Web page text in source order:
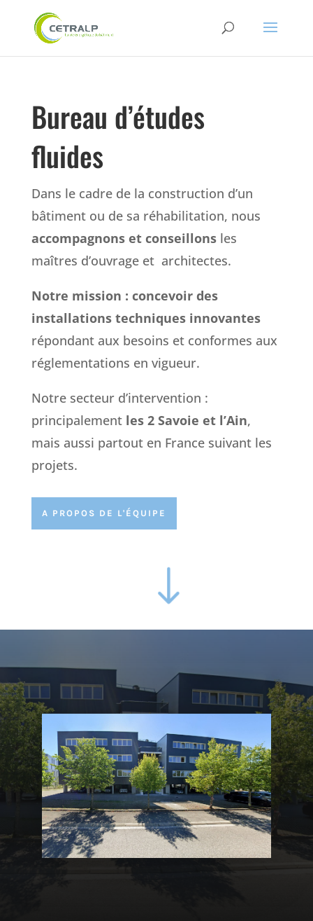
Bureau d’études
fluides
Dans le cadre de la construction d’un
bâtiment ou de sa réhabilitation, nous
accompagnons et conseillonsles
maîtres d’ouvrage et architectes.
Notre mission : concevoir des
installations techniques innovantes
répondant aux besoins et conformes aux
réglementations en vigueur.
Notre secteur d’intervention :
principalement les 2 Savoie et l’Ain,
mais aussi partout en France suivant les
projets.
A PROPOS DE L'ÉQUIPE
$